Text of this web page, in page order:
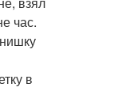
час.
в